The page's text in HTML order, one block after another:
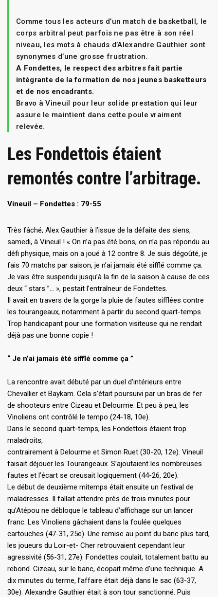
Comme tous les acteurs d’un match de basketball, le
corps arbitral peut parfois ne pas être à son réel
niveau, les mots à chauds d’Alexandre Gauthier sont
synonymes d’une grosse frustration.
A Fondettes, le respect des arbitres fait partie
intégrante de la formation de nos jeunes basketteurs
et de nos encadrants.
Bravo à Vineuil pour leur solide prestation qui leur
assure le maintient dans cette poule vraiment
relevée.
Les Fondettois étaient
remontés contre l’arbitrage.
Vineuil – Fondettes : 79-55
Très fâché, Alex Gauthier à l’issue de la défaite des siens,
samedi, à Vineuil ! « On n’a pas été bons, on n’a pas répondu au
défi physique, mais on a joué à 12 contre 8. Je suis dégoûté, je
fais 70 matchs par saison, je n’ai jamais été sifflé comme ça.
Je vais être suspendu jusqu’à la fin de la saison à cause de ces
deux “ stars ”… », pestait l’entraîneur de Fondettes.
Il avait en travers de la gorge la pluie de fautes sifflées contre
les tourangeaux, notamment à partir du second quart-temps.
Trop handicapant pour une formation visiteuse qui ne rendait
déjà pas une bonne copie !
“ Je n’ai jamais été sifflé comme ça ”
La rencontre avait débuté par un duel d’intérieurs entre
Chevallier et Baykam. Cela s’était poursuivi par un bras de fer
de shooteurs entre Cizeau et Delourme. Et peu à peu, les
Vinoliens ont contrôlé le tempo (24-18, 10e).
Dans le second quart-temps, les Fondettois étaient trop
maladroits,
contrairement à Delourme et Simon Ruet (30-20, 12e). Vineuil
faisait déjouer les Tourangeaux. S’ajoutaient les nombreuses
fautes et l’écart se creusait logiquement (44-26, 20e).
Le début de deuxième mitemps était ensuite un festival de
maladresses. Il fallait attendre près de trois minutes pour
qu’Atépou ne débloque le tableau d’affichage sur un lancer
franc. Les Vinoliens gâchaient dans la foulée quelques
cartouches (47-31, 25e). Une remise au point du banc plus tard,
les joueurs du Loir-et- Cher retrouvaient cependant leur
agressivité (56-31, 27e). Fondettes coulait, totalement battu au
rebond. Cizeau, sur le banc, écopait même d’une technique. A
dix minutes du terme, l’affaire était déjà dans le sac (63-37,
30e). Alexandre Gauthier était à son tour sanctionné. Puis